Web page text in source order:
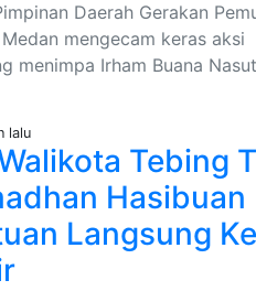
Daerah Gerakan
mengecam keras aksi
menimpa Irham Buana
lalu
Tebing
Hasibuan
Langsung